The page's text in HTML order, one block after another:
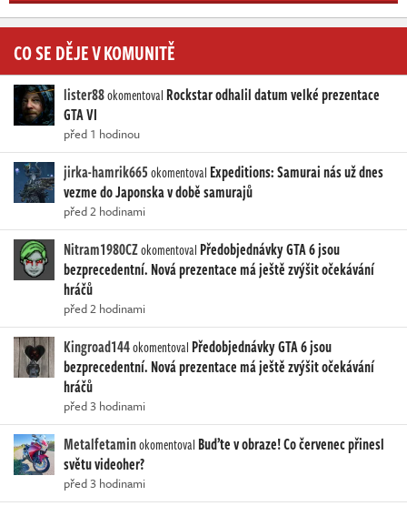
CO SE DĚJE V KOMUNITĚ
lister88okomentoval Rockstar odhalil datum velké prezentace
GTA VI
před 1 hodinou
jirka-hamrik665okomentoval Expeditions: Samurai nás už dnes
vezme do Japonska v době samurajů
před 2 hodinami
Nitram1980CZokomentoval Předobjednávky GTA 6 jsou
bezprecedentní. Nová prezentace má ještě zvýšit očekávání
hráčů
před 2 hodinami
Kingroad144okomentoval Předobjednávky GTA 6 jsou
bezprecedentní. Nová prezentace má ještě zvýšit očekávání
hráčů
před 3 hodinami
Metalfetaminokomentoval Buďte v obraze! Co červenec přinesl
světu videoher?
před 3 hodinami